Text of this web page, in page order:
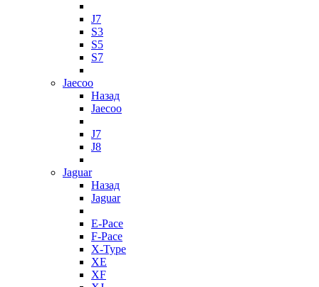
J7
S3
S5
S7
Jaecoo
Назад
Jaecoo
J7
J8
Jaguar
Назад
Jaguar
E-Pace
F-Pace
X-Type
XE
XF